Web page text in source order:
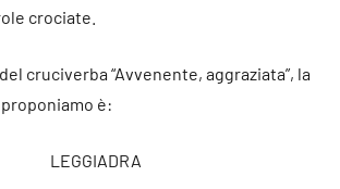
crociate.
cruciverba “Avvenente, aggraziata”, la
è:
LEGGIADRA